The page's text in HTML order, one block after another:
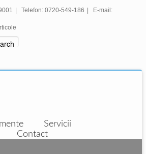
Telefon: 0720-549-186 E-mail:
Servicii
Contact